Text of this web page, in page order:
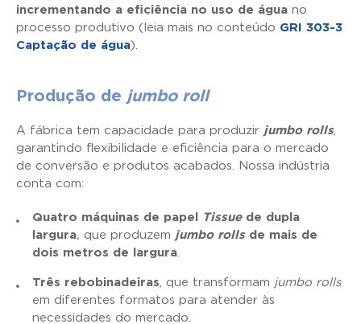
incrementando a eficiência no uso de água no
processo produtivo (leia mais no conteúdo GRI 303-3
Captação de água).
Produção de jumbo roll
A fábrica tem capacidade para produzir jumbo rolls,
garantindo flexibilidade e eficiência para o mercado
de conversão e produtos acabados. Nossa indústria
conta com:
Quatro máquinas de papel Tissuede dupla
largura, que produzem jumbo rolls de mais de
dois metros de largura
Três rebobinadeiras , que transformam jumbo rolls
em diferentes formatos para atender às
necessidades do mercado.